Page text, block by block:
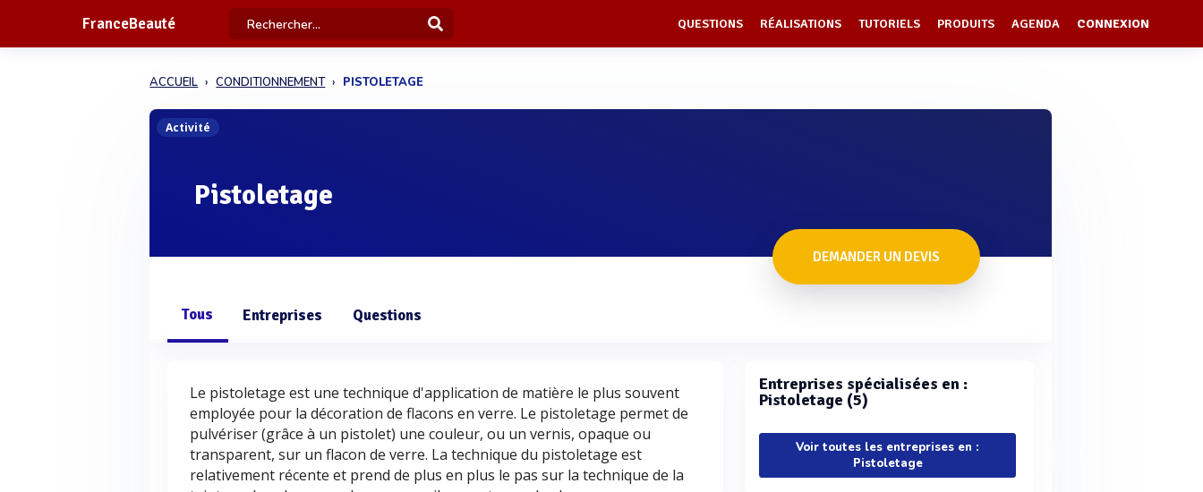
FranceBeauté QUESTIONS RÉALISATIONS TUTORIELS PRODUITS AGENDA CONNEXION
ACCUEIL CONDITIONNEMENT PISTOLETAGE
Activité
Pistoletage
DEMANDER UN DEVIS
Tous Entreprises Questions
Le pistoletage est une technique d'application de matière le plus souvent
employée pour la décoration de flacons en verre. Le pistoletage permet de
pulvériser (grâce à un pistolet) une couleur, ou un vernis, opaque ou
transparent, sur un flacon de verre. La technique du pistoletage est
relativement récente et prend de plus en plus le pas sur la technique de la
Entreprises spécialisées en :
Pistoletage (5)
Voir toutes les entreprises en :
Pistoletage